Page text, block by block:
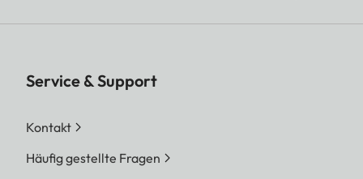
Service & Support
Kontakt
Häufig gestellte Fragen